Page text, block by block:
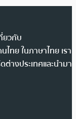
ยวกับ
ทย ในภาษาไทย เรา
างประเทศและนำมา